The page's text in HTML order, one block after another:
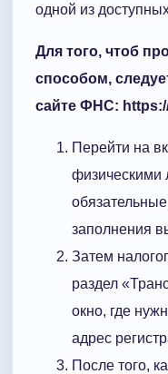
одной из
Для того, чтоб
способом,
сайте ФНС:
Перейти на
физическими
заполнения
Затем
раздел
окно, где
адрес
После того,